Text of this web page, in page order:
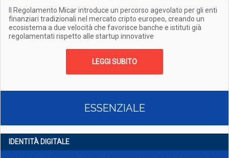
Il Regolamento Micar introduce un percorso agevolato per gli enti
finanziari tradizionali nel mercato cripto europeo, creando un
ecosistema a due velocità che favorisce banche e istituti già
regolamentati rispetto alle startup innovative
LEGGI SUBITO
ESSENZIALE
IDENTITÀ DIGITALE